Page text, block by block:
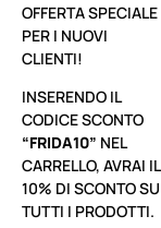
OFFERTA SPECIALE
PER I NUOVI
CLIENTI!
INSERENDO IL
CODICE SCONTO
“FRIDA10” NEL
CARRELLO, AVRAI IL
10% DI SCONTO SU
TUTTI I PRODOTTI.